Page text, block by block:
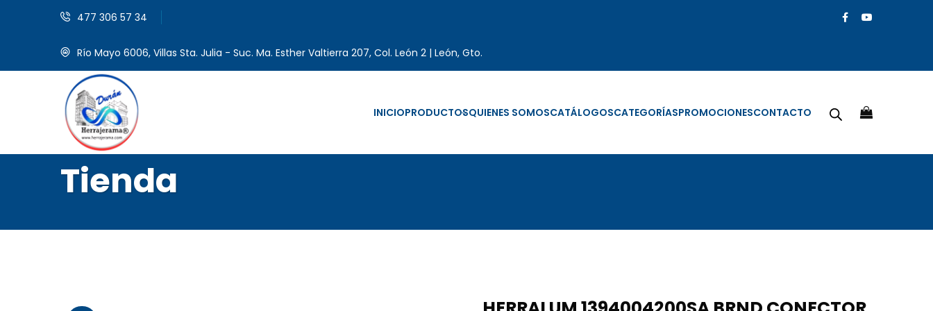
477 306 57 34
Río Mayo 6006, Villas Sta. Julia - Suc. Ma. Esther Valtierra 207, Col. León 2 | León, Gto.
INICIOPRODUCTOSQUIENES SOMOSCATÁLOGOSCATEGORÍASPROMOCIONESCONTACTO
Tienda